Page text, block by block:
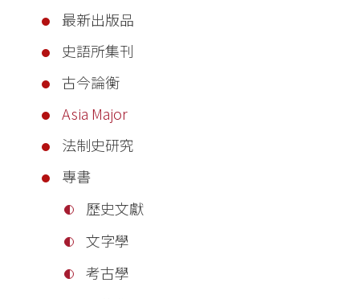
最新出版品
史語所集刊
古今論衡
Asia Major
法制史研究
專書
歷史文獻
文字學
考古學